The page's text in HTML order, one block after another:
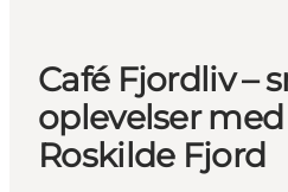
Café Fjordliv –
oplevelser
Roskilde Fjord